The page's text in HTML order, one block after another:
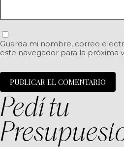
Guarda mi nombre, correo
este navegador para la próxima
Pedí tu